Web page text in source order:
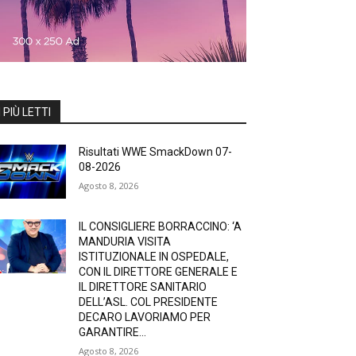
PIÙ LETTI
Risultati WWE SmackDown 07-
08-2026
Agosto 8, 2026
IL CONSIGLIERE BORRACCINO: ‘A
MANDURIA VISITA
ISTITUZIONALE IN OSPEDALE,
CON IL DIRETTORE GENERALE E
IL DIRETTORE SANITARIO
DELL’ASL. COL PRESIDENTE
DECARO LAVORIAMO PER
GARANTIRE...
Agosto 8, 2026